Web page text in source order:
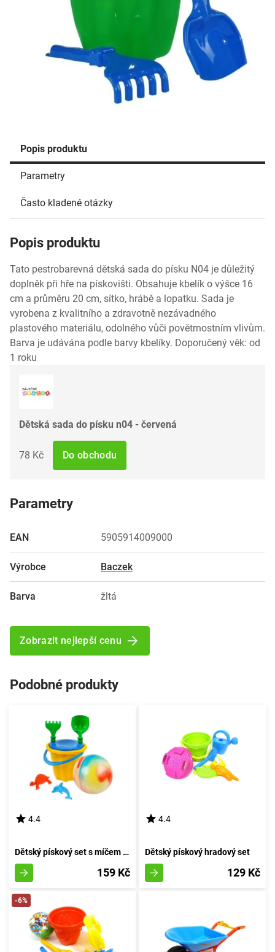
Popis produktu
Parametry
Často kladené otázky
Popis produktu
Tato pestrobarevná dětská sada do písku N04 je důležitý
doplněk při hře na pískovišti. Obsahuje kbelík o výšce 16
cm a průměru 20 cm, sítko, hrábě a lopatku. Sada je
vyrobena z kvalitního a zdravotně nezávadného
plastového materiálu, odolného vůči povětrnostním vlivům.
Barva je udávána podle barvy kbelíky. Doporučený věk: od
1 roku
Dětská sada do písku n04 - červená
78 Kč Do obchodu
Parametry
EAN 5905914009000
Výrobce Baczek
Barva žltá
Zobrazit nejlepší cenu
Podobné produkty
4.4
Dětský pískový set s míčem - rudý odstín
159 Kč
4.4
Dětský pískový hradový set
129 Kč
-6%